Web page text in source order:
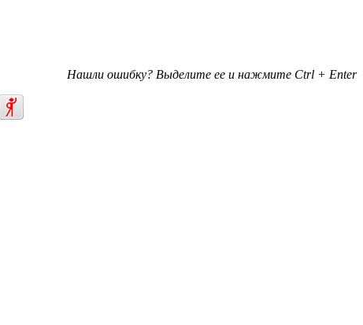
Нашли ошибку? Выделите ее и нажмите Ctrl + Enter